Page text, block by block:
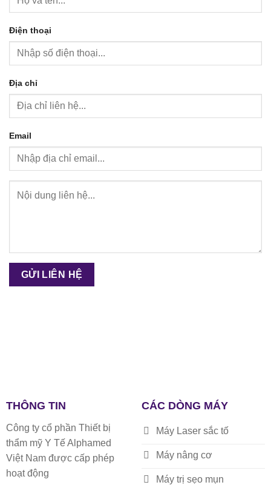
Điện thoại
Địa chỉ
Email
THÔNG TIN
Công ty cổ phần Thiết bị
thẩm mỹ Y Tế Alphamed
Việt Nam được cấp phép
hoạt động
CÁC DÒNG MÁY
Máy Laser sắc tố
Máy nâng cơ
Máy trị sẹo mụn